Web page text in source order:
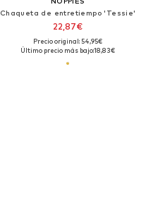
Chaqueta de entretiempo 'Tessie'
22,87€
Precio original: 54,95€
Último precio más bajo:18,83€